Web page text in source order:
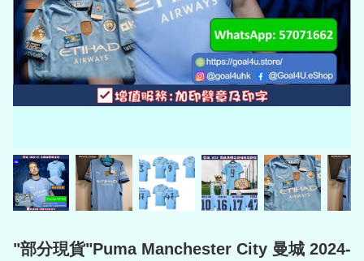
"部分現貨"Puma Manchester City 曼城 2024-